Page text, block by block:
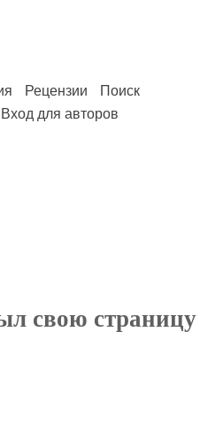
Рецензии
Поиск
Вход для авторов
свою страницу